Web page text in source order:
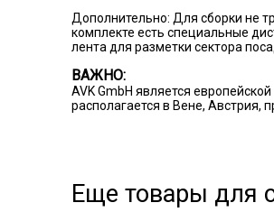
Дополнительно: Для сборки не
комплекте есть специальные
лента для разметки сектора
ВАЖНО:
AVK GmbH является
располагается в Вене, Австрия,
Еще товары для